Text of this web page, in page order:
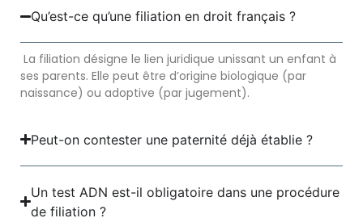
Qu’est-ce qu’une filiation en droit français ?
La filiation désigne le lien juridique unissant un enfant à
ses parents. Elle peut être d’origine biologique (par
naissance) ou adoptive (par jugement).
Peut-on contester une paternité déjà établie ?
Un test ADN est-il obligatoire dans une procédure
de filiation ?